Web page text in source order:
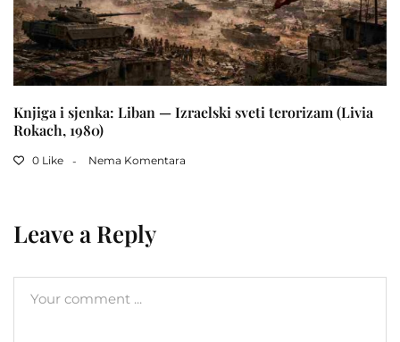
Knjiga i sjenka: Liban — Izraelski sveti terorizam (Livia
Rokach, 1980)
0 Like Nema Komentara
Leave a Reply